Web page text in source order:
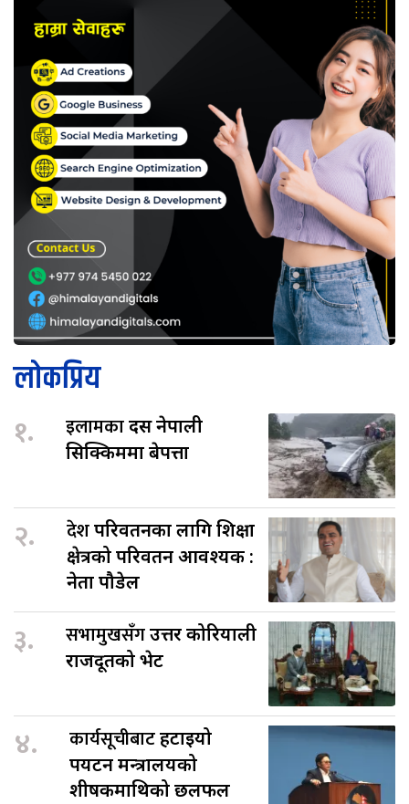
लोकप्रिय
१. इलामकादस नेपाली
सिक्किममा बेपत्ता
२. देशपरिवर्तनका लागि शिक्षा
क्षेत्रको परिवर्तन आवश्यक :
नेता पौडेल
३. सभामुखसँगउत्तर कोरियाली
राजदूतको भेट
४. कार्यसूचीबाटहटाइयो
पर्यटन मन्त्रालयको
शीर्षकमाथिको छलफल